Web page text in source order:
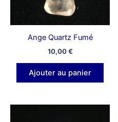
Ange Quartz Fumé
10,00€
Ajouter au panier